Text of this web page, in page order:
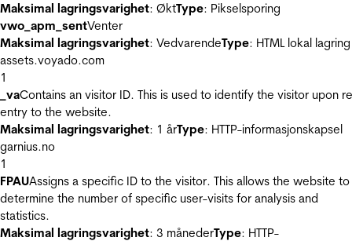
Maksimal lagringsvarighet: ØktType: Pikselsporing
vwo_apm_sentVenter
Maksimal lagringsvarighet: VedvarendeType: HTML lokal lagring
assets.voyado.com
1
_vaContains an visitor ID. This is used to identify the visitor upon
entry to the website.
Maksimal lagringsvarighet: 1 årType: HTTP-informasjonskapsel
garnius.no
1
FPAUAssigns a specific ID to the visitor. This allows the website to
determine the number of specific user-visits for analysis and
statistics.
Maksimal lagringsvarighet: 3 månederType: HTTP-